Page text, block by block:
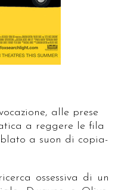
alle prese
a reggere le fila
a suon di copia-
ossessiva di un